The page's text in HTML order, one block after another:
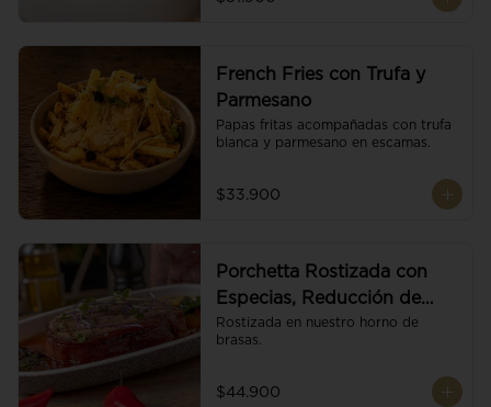
French Fries con Trufa y
Parmesano
Papas fritas acompañadas con trufa
blanca y parmesano en escamas.
$33.900
Porchetta Rostizada con
Especias, Reducción de
Panela y Vino
Rostizada en nuestro horno de
brasas.
$44.900